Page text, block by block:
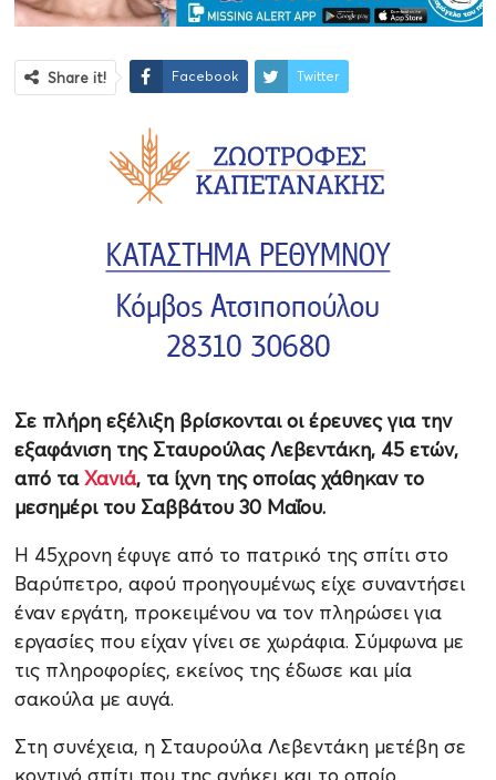
Share it! Facebook Twitter
Σε πλήρη εξέλιξη βρίσκονται οι έρευνες για την
εξαφάνιση της Σταυρούλας Λεβεντάκη, 45 ετών,
από ταΧανιά, τα ίχνη της οποίας χάθηκαν το
μεσημέρι του Σαββάτου 30 Μαΐου.
Η 45χρονη έφυγε από το πατρικό της σπίτι στο
Βαρύπετρο, αφού προηγουμένως είχε συναντήσει
έναν εργάτη, προκειμένου να τον πληρώσει για
εργασίες που είχαν γίνει σε χωράφια. Σύμφωνα με
τις πληροφορίες, εκείνος της έδωσε και μία
σακούλα με αυγά.
Στη συνέχεια, η Σταυρούλα Λεβεντάκη μετέβη σε
κοντινό σπίτι που της ανήκει και το οποίο